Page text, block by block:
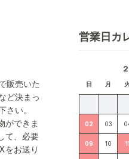
販売いた
ど決まっ
さい。
ができま
て、必要
をお送り
営業日カ
日 月
02 03
09 10